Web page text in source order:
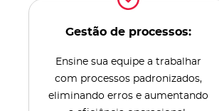
Gestão de processos:
Ensine sua equipe a trabalhar
com processos padronizados,
eliminando erros e aumentando